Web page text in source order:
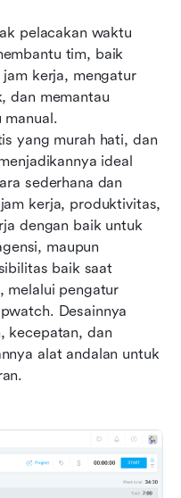
pelacakan waktu
tim, baik
kerja, mengatur
dan memantau
manual.
yang murah hati, dan
ideal
sederhana dan
kerja, produktivitas,
dengan baik untuk
maupun
baik saat
melalui pengatur
Desainnya
kecepatan, dan
alat andalan untuk